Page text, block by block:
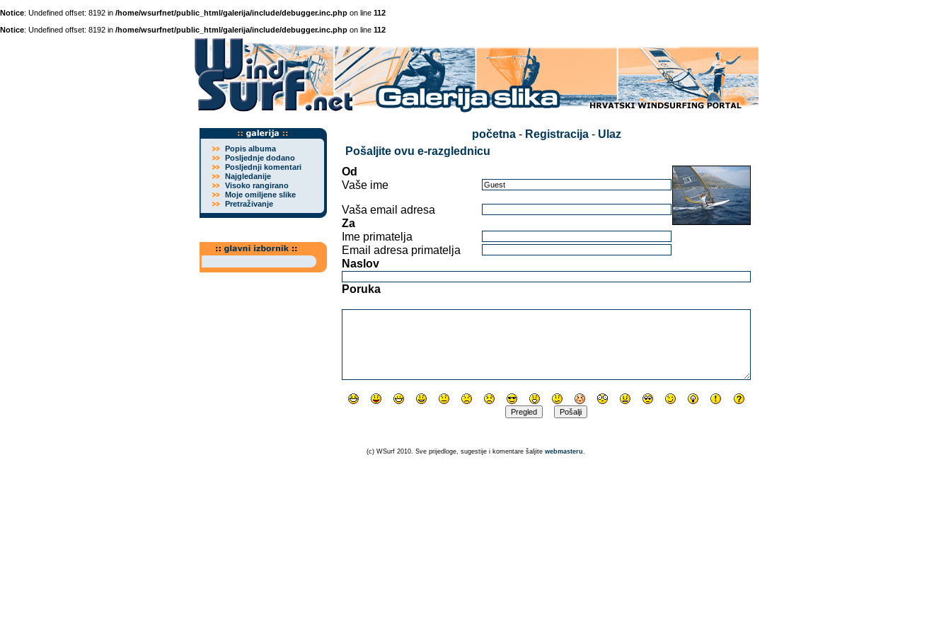
Notice: Undefined offset: 8192 in /home/wsurfnet/public_html/galerija/include/debugger.inc.php on line 112
Notice: Undefined offset: 8192 in /home/wsurfnet/public_html/galerija/include/debugger.inc.php on line 112
Popis albuma
Posljednje dodano
Posljednji komentari
Najgledanije
Visoko rangirano
Moje omiljene slike
Pretraživanje
početna- Registracija- Ulaz
Pošaljite ovu e-razglednicu
Od
Vaše ime
Vaša email adresa
Za
Ime primatelja
Email adresa primatelja
Naslov
Poruka
(c) WSurf 2010. Sve prijedloge, sugestije i komentare šaljite webmasteru